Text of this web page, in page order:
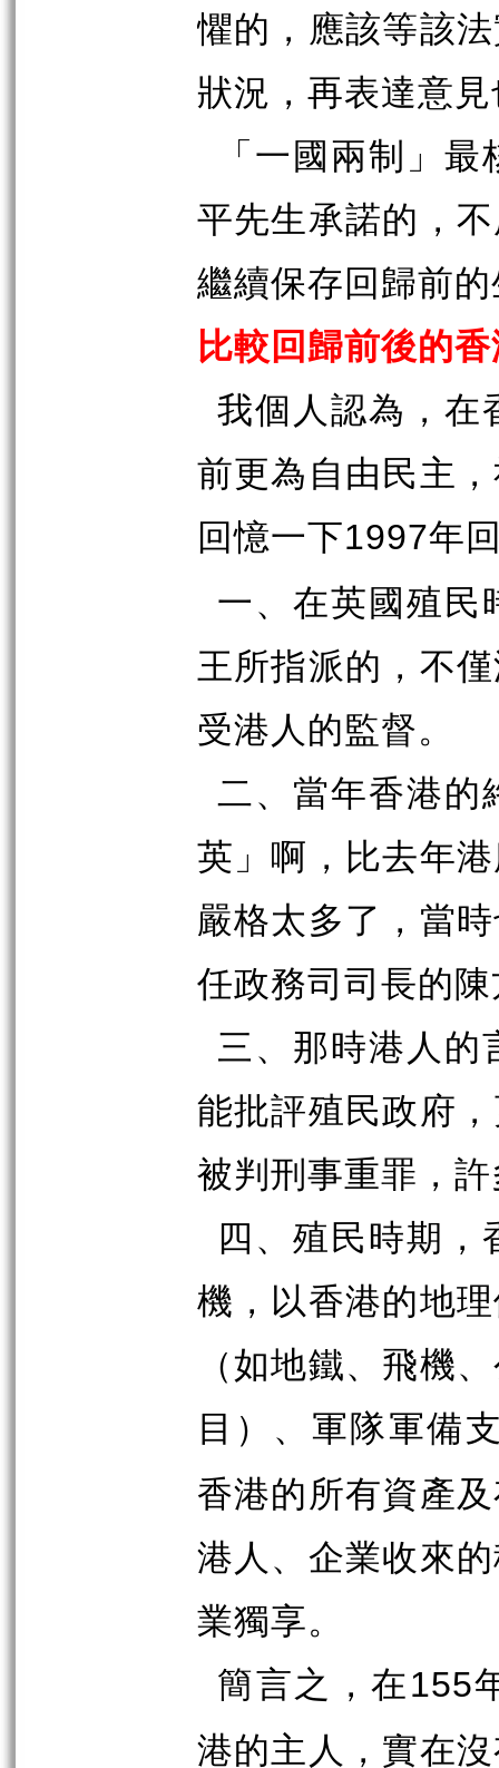
懼的，應該等該
狀況，再表達意
「一國兩制」
平先生承諾的，
繼續保存回歸前
比較回歸前後的
我個人認為，在
前更為自由民主
回憶一下1997年
一、在英國殖民
王所指派的，不
受港人的監督。
二、當年香港的
英」啊，比去年
嚴格太多了，當
任政務司司長的
三、那時港人的
能批評殖民政府
被判刑事重罪，
四、殖民時期
機，以香港的地
（如地鐵、飛機
目）、軍隊軍備
香港的所有資產
港人、企業收來
業獨享。
簡言之，在155
港的主人，實在